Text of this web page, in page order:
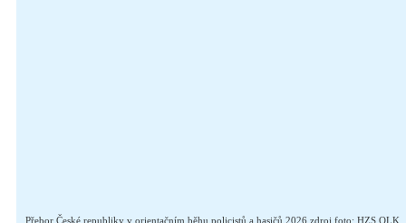
Přebor České republiky v orientačním běhu policistů a hasičů 2026 zdroj foto: HZS OLK